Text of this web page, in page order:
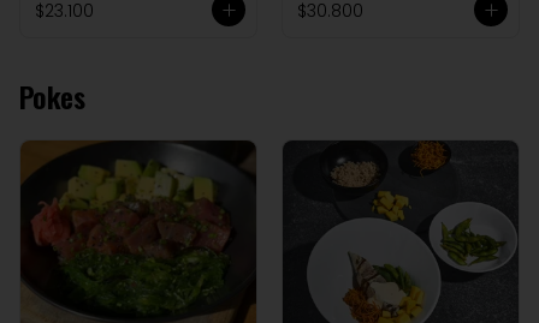
$23.100 $30.800
Pokes